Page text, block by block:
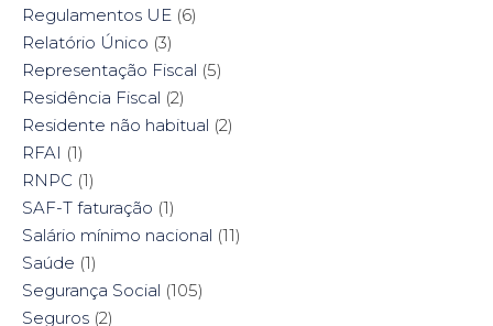
Regulamentos UE (6)
Relatório Único (3)
Representação Fiscal (5)
Residência Fiscal (2)
Residente não habitual (2)
RFAI (1)
RNPC (1)
SAF-T faturação (1)
Salário mínimo nacional (11)
Saúde (1)
Segurança Social (105)
Seguros (2)